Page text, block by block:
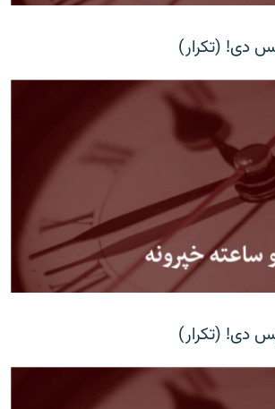
دی! (تکرار)
دی! (تکرار)